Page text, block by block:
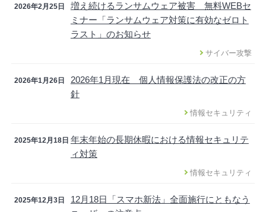
2026年2月25日
増え続けるランサムウェア被害 無料WEBセ
ミナー「ランサムウェア対策に有効なゼロト
ラスト」のお知らせ
サイバー攻撃
2026年1月26日
2026年1月現在 個人情報保護法の改正の方
針
情報セキュリティ
2025年12月18日 年末年始の長期休暇における情報セキュリテ
ィ対策
情報セキュリティ
2025年12月3日
12月18日「スマホ新法」全面施行にともなう